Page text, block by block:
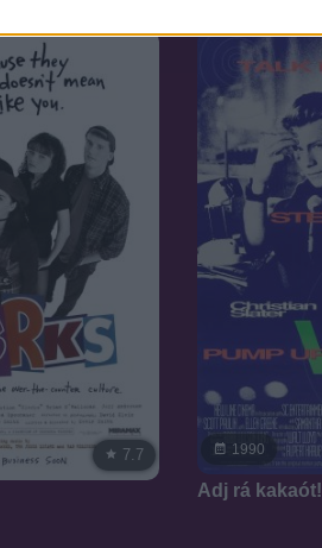
7.7 1990
Adj rá kakaót!